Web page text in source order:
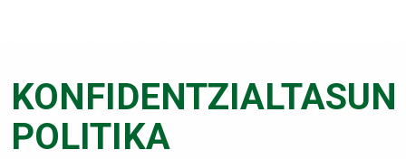
KONFIDENTZIALTASUN
POLITIKA